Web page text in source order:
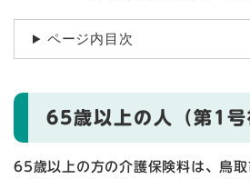
ページ内目次
65歳以上の人（第1号
65歳以上の方の介護保険料は、鳥取